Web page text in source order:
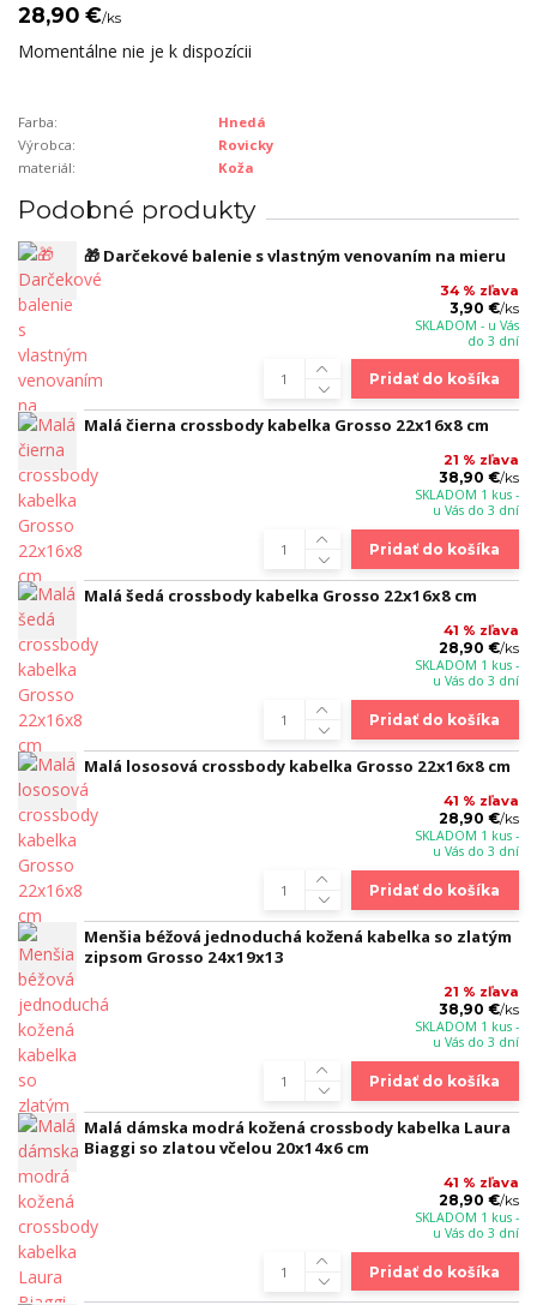
28,90 €/ks
Momentálne nie je k dispozícii
Farba:
Hnedá
Výrobca:
Rovicky
materiál:
Koža
Podobné produkty
🎁 Darčekové balenie s vlastným venovaním na mieru
34 % zľava
3,90 €/ks
SKLADOM - u Vás
do 3 dní
Pridať do košíka
Malá čierna crossbody kabelka Grosso 22x16x8 cm
21 % zľava
38,90 €/ks
SKLADOM 1 kus -
u Vás do 3 dní
Pridať do košíka
Malá šedá crossbody kabelka Grosso 22x16x8 cm
41 % zľava
28,90 €/ks
SKLADOM 1 kus -
u Vás do 3 dní
Pridať do košíka
Malá lososová crossbody kabelka Grosso 22x16x8 cm
41 % zľava
28,90 €/ks
SKLADOM 1 kus -
u Vás do 3 dní
Pridať do košíka
Menšia béžová jednoduchá kožená kabelka so zlatým
zipsom Grosso 24x19x13
21 % zľava
38,90 €/ks
SKLADOM 1 kus -
u Vás do 3 dní
Pridať do košíka
Malá dámska modrá kožená crossbody kabelka Laura
Biaggi so zlatou včelou 20x14x6 cm
41 % zľava
28,90 €/ks
SKLADOM 1 kus -
u Vás do 3 dní
Pridať do košíka